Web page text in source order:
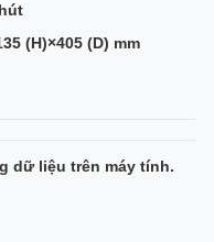
(H)×405 (D) mm
dữ liệu trên máy tính.